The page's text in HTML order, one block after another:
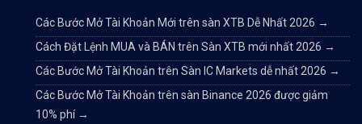
Các Bước Mở Tài Khoản Mới trên sàn XTB Dễ Nhất 2026 →
Cách Đặt Lệnh MUA và BÁN trên Sàn XTB mới nhất 2026 →
Các Bước Mở Tài Khoản trên Sàn IC Markets dễ nhất 2026 →
Các Bước Mở Tài Khoản trên sàn Binance 2026 được giảm
10% phí →